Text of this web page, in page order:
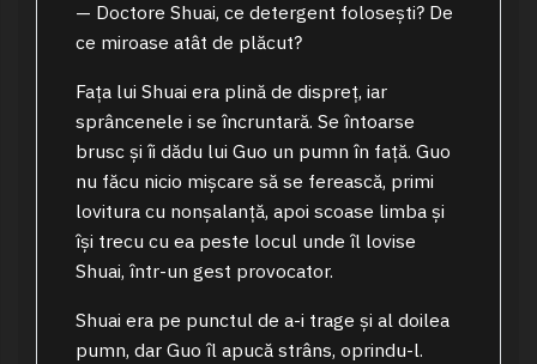
— Doctore Shuai, ce detergent folosești? De
ce miroase atât de plăcut?
Fața lui Shuai era plină de dispreț, iar
sprâncenele i se încruntară. Se întoarse
brusc și îi dădu lui Guo un pumn în față. Guo
nu făcu nicio mișcare să se ferească, primi
lovitura cu nonșalanță, apoi scoase limba și
își trecu cu ea peste locul unde îl lovise
Shuai, într-un gest provocator.
Shuai era pe punctul de a-i trage și al doilea
pumn, dar Guo îl apucă strâns, oprindu-l.